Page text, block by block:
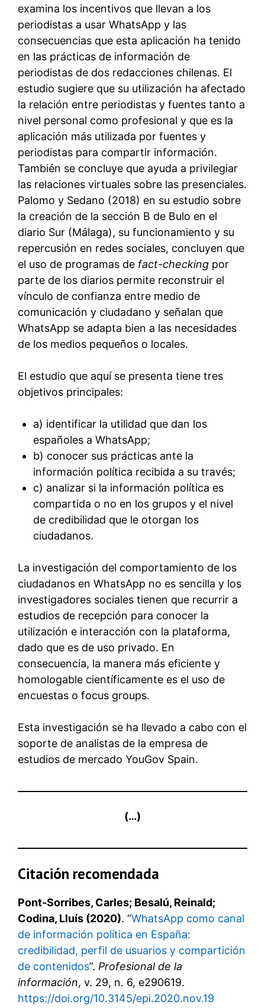
examina los incentivos que llevan a los
periodistas a usar WhatsApp y las
consecuencias que esta aplicación ha tenido
en las prácticas de información de
periodistas de dos redacciones chilenas. El
estudio sugiere que su utilización ha afectado
la relación entre periodistas y fuentes tanto a
nivel personal como profesional y que es la
aplicación más utilizada por fuentes y
periodistas para compartir información.
También se concluye que ayuda a privilegiar
las relaciones virtuales sobre las presenciales.
Palomo y Sedano (2018) en su estudio sobre
la creación de la sección B de Bulo en el
diario Sur (Málaga), su funcionamiento y su
repercusión en redes sociales, concluyen que
el uso de programas de fact-checking por
parte de los diarios permite reconstruir el
vínculo de confianza entre medio de
comunicación y ciudadano y señalan que
WhatsApp se adapta bien a las necesidades
de los medios pequeños o locales.
El estudio que aquí se presenta tiene tres
objetivos principales:
a) identificar la utilidad que dan los
españoles a WhatsApp;
b) conocer sus prácticas ante la
información política recibida a su través;
c) analizar si la información política es
compartida o no en los grupos y el nivel
de credibilidad que le otorgan los
ciudadanos.
La investigación del comportamiento de los
ciudadanos en WhatsApp no es sencilla y los
investigadores sociales tienen que recurrir a
estudios de recepción para conocer la
utilización e interacción con la plataforma,
dado que es de uso privado. En
consecuencia, la manera más eficiente y
homologable científicamente es el uso de
encuestas o focus groups.
Esta investigación se ha llevado a cabo con el
soporte de analistas de la empresa de
estudios de mercado YouGov Spain.
(…)
Citación recomendada
Pont-Sorribes, Carles; Besalú, Reinald;
Codina, Lluís (2020). “WhatsApp como canal
de información política en España:
credibilidad, perfil de usuarios y compartición
de contenidos”. Profesional de la
información, v. 29, n. 6, e290619.
https://doi.org/10.3145/epi.2020.nov.19